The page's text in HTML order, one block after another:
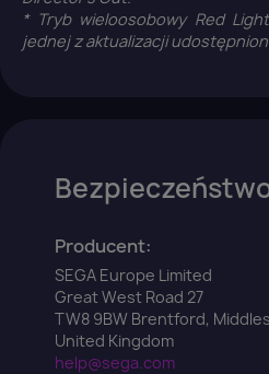
* Tryb wieloosobowy Red
jednej z aktualizacji
Producent:
SEGA Europe Limited
Great West Road 27
TW8 9BW Brentford,
United Kingdom
help@sega.com